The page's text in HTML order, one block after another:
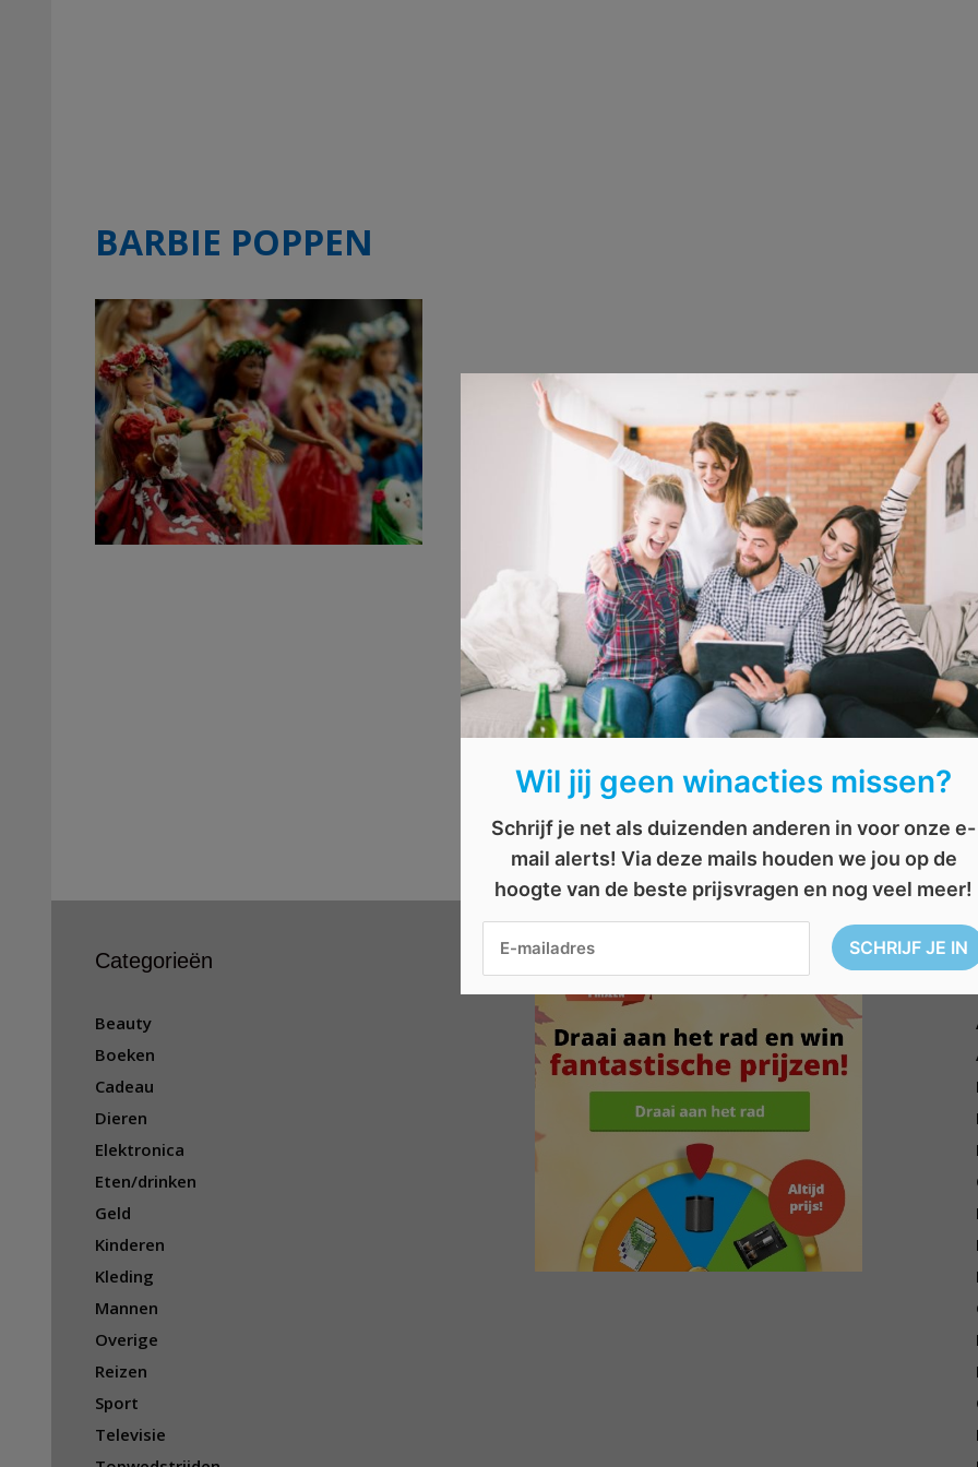
BARBIE POPPEN
Categorieën
Beauty
Boeken
Cadeau
Dieren
Elektronica
Eten/drinken
Geld
Kinderen
Kleding
Mannen
Overige
Reizen
Sport
Televisie
Wil jij geen winacties missen?
Schrijf je net als duizenden anderen in voor onze e-
mail alerts! Via deze mails houden we jou op de
hoogte van de beste prijsvragen en nog veel meer!